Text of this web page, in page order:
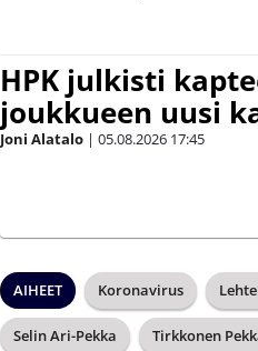
HPK julkisti
joukkueen uusi
Joni Alatalo | 05.08.2026 17:45
AIHEET Koronavirus
Selin Ari-Pekka Tirkkonen